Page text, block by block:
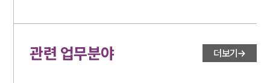
고객후기
관련 업무분야 더보기